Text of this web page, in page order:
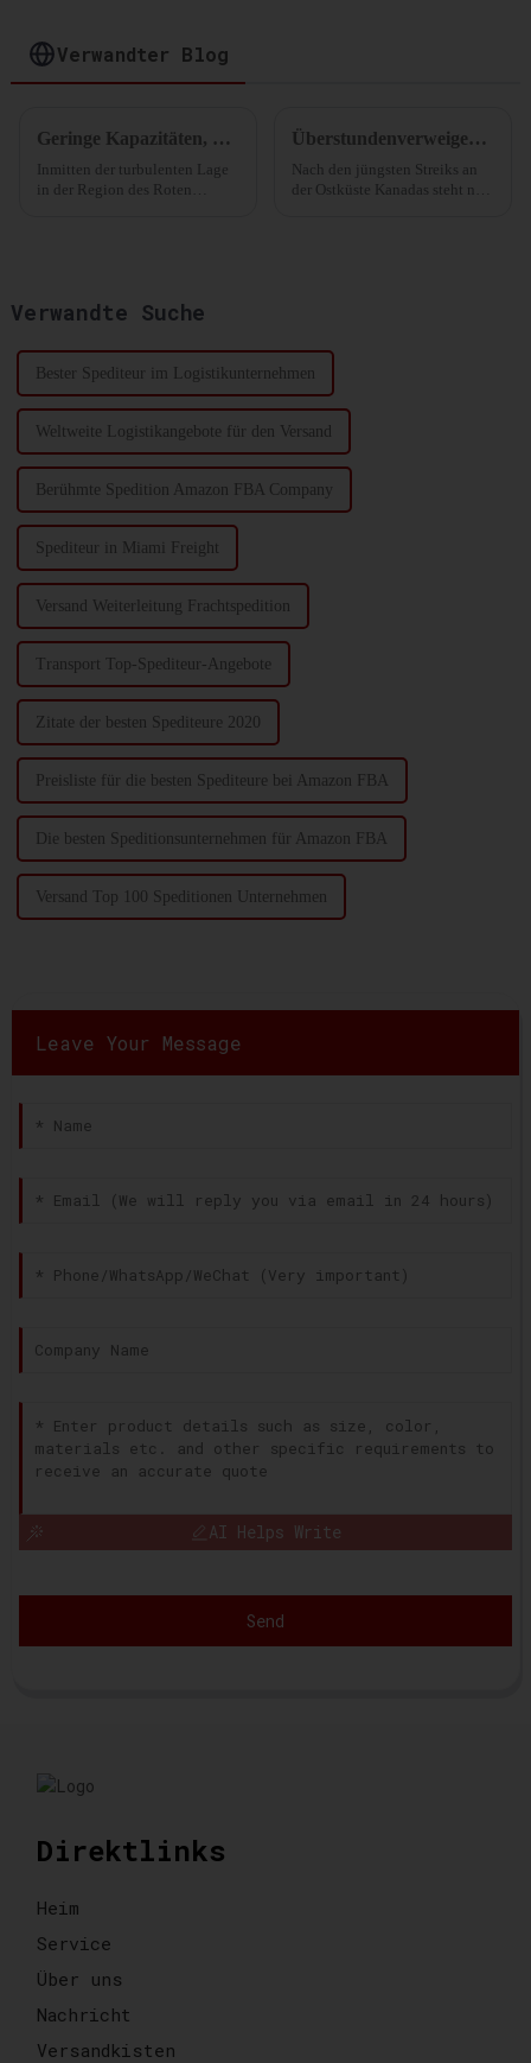
Verwandter Blog
Geringe Kapazitäten, Mangel an Leercontainern! Die Frachtraten werden voraussichtlich in den nächsten vier Wochen ihren Höhepunkt erreichen.
Inmitten der turbulenten Lage
in der Region des Roten
Schifffahrtsbranche allmählich
Überstundenverweigerung! Nordamerikas größter Hafen tritt in einen „unbefristeten Streik“! Steigen die transatlantischen Frachtraten?
Nach den jüngsten Streiks an
der Ostküste Kanadas steht nun
Verwandte Suche
Bester Spediteur im Logistikunternehmen
Weltweite Logistikangebote für den Versand
Berühmte Spedition Amazon FBA Company
Spediteur in Miami Freight
Versand Weiterleitung Frachtspedition
Transport Top-Spediteur-Angebote
Zitate der besten Spediteure 2020
Preisliste für die besten Spediteure bei Amazon FBA
Die besten Speditionsunternehmen für Amazon FBA
Versand Top 100 Speditionen Unternehmen
Leave Your Message
AI Helps Write
Send
Direktlinks
Heim
Service
Über uns
Nachricht
Versandkisten